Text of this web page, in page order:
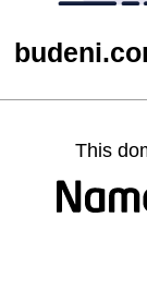
This